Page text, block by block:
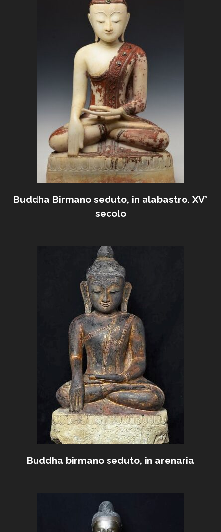
Buddha Birmano seduto, in alabastro. XV°
secolo
Buddha birmano seduto, in arenaria